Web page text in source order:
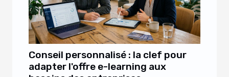
Conseil personnalisé : la clef pour
adapter l'offre e-learning aux